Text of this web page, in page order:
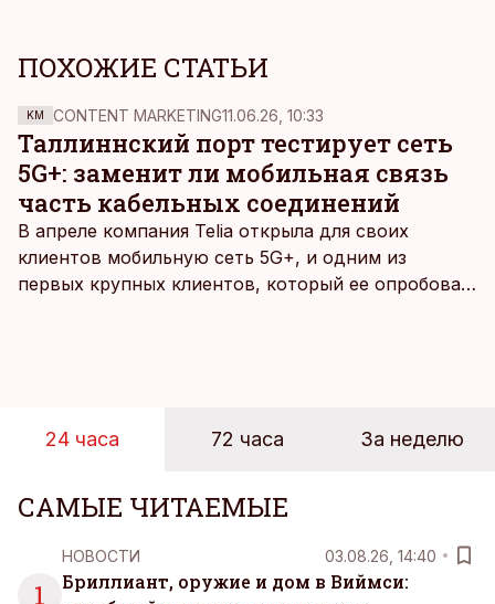
ПОХОЖИЕ СТАТЬИ
KM CONTENT MARKETING11.06.26, 10:33
Таллиннский порт тестирует сеть
5G+: заменит ли мобильная связь
часть кабельных соединений
В апреле компания Telia открыла для своих
клиентов мобильную сеть 5G+, и одним из
первых крупных клиентов, который ее опробовал,
24 часа 72 часа За неделю
САМЫЕ ЧИТАЕМЫЕ
1
НОВОСТИ 03.08.26, 14:40
Бриллиант, оружие и дом в Виймси: